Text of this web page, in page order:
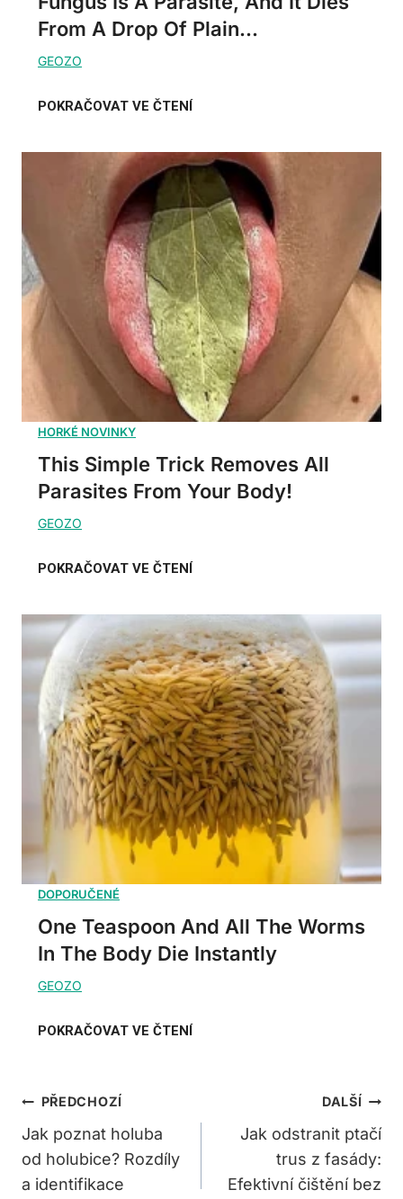
From A Drop Of Plain...
This Simple Trick Removes All
Parasites From Your Body!
One Teaspoon And All The Worms
In The Body Die Instantly
Navigace
Pro
Příspěvek
PŘEDCHOZÍ
Jak poznat holuba
od holubice? Rozdíly
a identifikace
DALŠÍ
Jak odstranit ptačí
trus z fasády:
Efektivní čištění bez